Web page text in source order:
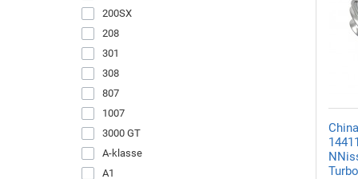
200SX
208
301
308
807
1007
3000 GT
A-klasse
A1